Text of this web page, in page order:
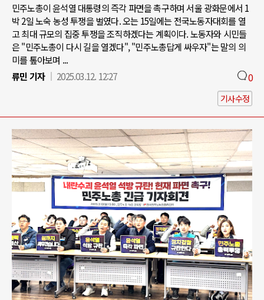
민주노총이 윤석열 대통령의 즉각 파면을 촉구하며 서울 광화문에서 1
박 2일 노숙 농성 투쟁을 벌였다. 오는 15일에는 전국노동자대회를 열
고 최대 규모의 집중 투쟁을 조직하겠다는 계획이다. 노동자와 시민들
은 "민주노총이 다시 길을 열겠다", "민주노총답게 싸우자"는 말의 의
미를 톺아보며 ...
류민 기자
2025.03.12. 12:27 0
기사수정